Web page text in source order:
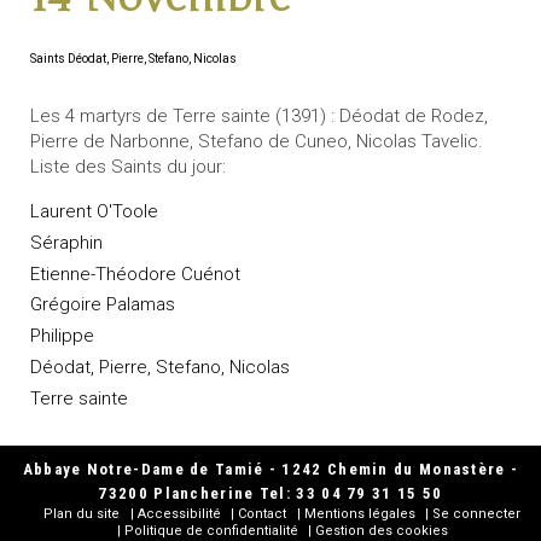
Saints Déodat, Pierre, Stefano, Nicolas
Les 4 martyrs de Terre sainte (1391) : Déodat de Rodez,
Pierre de Narbonne, Stefano de Cuneo, Nicolas Tavelic.
Liste des Saints du jour:
Laurent O'Toole
Séraphin
Etienne-Théodore Cuénot
Grégoire Palamas
Philippe
Déodat, Pierre, Stefano, Nicolas
Terre sainte
Abbaye Notre-Dame de Tamié - 1242 Chemin du Monastère -
73200 Plancherine Tel: 33 04 79 31 15 50
Plan du site Accessibilité Contact Mentions légales
Se connecter
Politique de confidentialité
Gestion des cookies